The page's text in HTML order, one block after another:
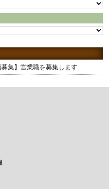
募集】営業職を募集します